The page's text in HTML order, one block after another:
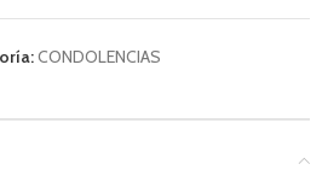
CONDOLENCIAS